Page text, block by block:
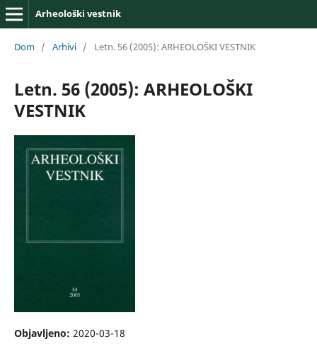
Arheološki vestnik
Dom / Arhivi / Letn. 56 (2005): ARHEOLOŠKI VESTNIK
Letn. 56 (2005): ARHEOLOŠKI
VESTNIK
Objavljeno: 2020-03-18